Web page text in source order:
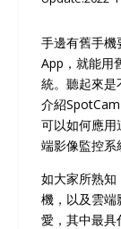
手邊有舊手
App，就能用
統。聽起來是
介紹
可以如何應用
端影像監控系
如大家所熟
機，以及雲端
愛，其中最具